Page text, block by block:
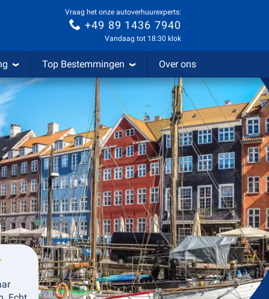
Vraag het onze autoverhuurexperts:
+49 89 1436 7940
Vandaag tot 18:30 klok
Top Bestemmingen Over ons